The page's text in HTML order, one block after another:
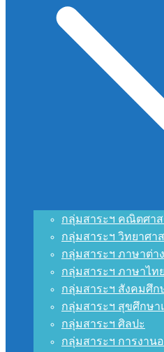
กลุ่มสาระฯ คณิตศา
กลุ่มสาระฯ วิทยาศา
กลุ่มสาระฯ ภาษาต่า
กลุ่มสาระฯ ภาษาไทย
กลุ่มสาระฯ สังคมศึ
กลุ่มสาระฯ สุขศึกษ
กลุ่มสาระฯ ศิลปะ
กลุ่มสาระฯ การงาน